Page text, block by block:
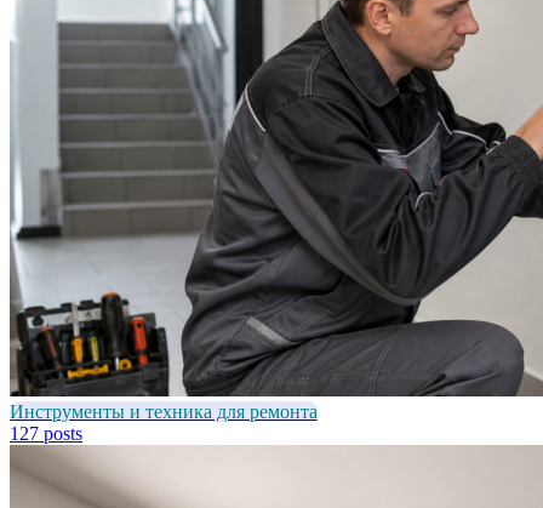
Инструменты и техника для ремонта
127 posts